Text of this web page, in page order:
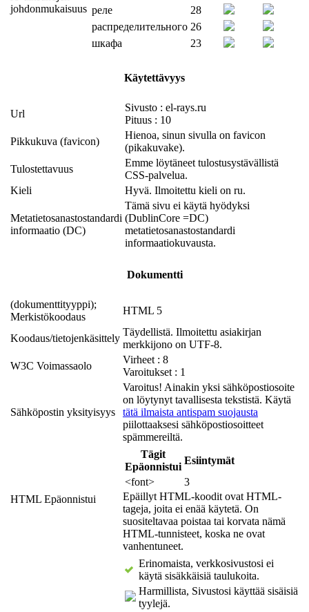
johdonmukaisuus реле
28
распределительного 26
шкафа
23
Käytettävyys
Url
Sivusto : el-rays.ru
Pituus : 10
Pikkukuva (favicon)
Hienoa, sinun sivulla on favicon
(pikakuvake).
Tulostettavuus
Emme löytäneet tulostusystävällistä
CSS-palvelua.
Kieli
Hyvä. Ilmoitettu kieli on ru.
Metatietosanastostandardi
informaatio (DC)
Tämä sivu ei käytä hyödyksi
(DublinCore =DC)
metatietosanastostandardi
informaatiokuvausta.
Dokumentti
(dokumenttityyppi);
Merkistökoodaus
HTML 5
Koodaus/tietojenkäsittely
Täydellistä. Ilmoitettu asiakirjan
merkkijono on UTF-8.
W3C Voimassaolo
Virheet : 8
Varoitukset : 1
Sähköpostin yksityisyys
Varoitus! Ainakin yksi sähköpostiosoite
on löytynyt tavallisesta tekstistä. Käytä
tätä ilmaista antispam suojausta
piilottaaksesi sähköpostiosoitteet
spämmereiltä.
HTML Epäonnistui
Tägit
Epäonnistui
Esiintymät
<font>
3
Epäillyt HTML-koodit ovat HTML-
tageja, joita ei enää käytetä. On
suositeltavaa poistaa tai korvata nämä
HTML-tunnisteet, koska ne ovat
vanhentuneet.
Erinomaista, verkkosivustosi ei
käytä sisäkkäisiä taulukoita.
Harmillista, Sivustosi käyttää sisäisiä
tyylejä.